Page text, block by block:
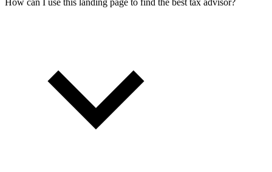
How can I use this landing page to find the best tax advisor?